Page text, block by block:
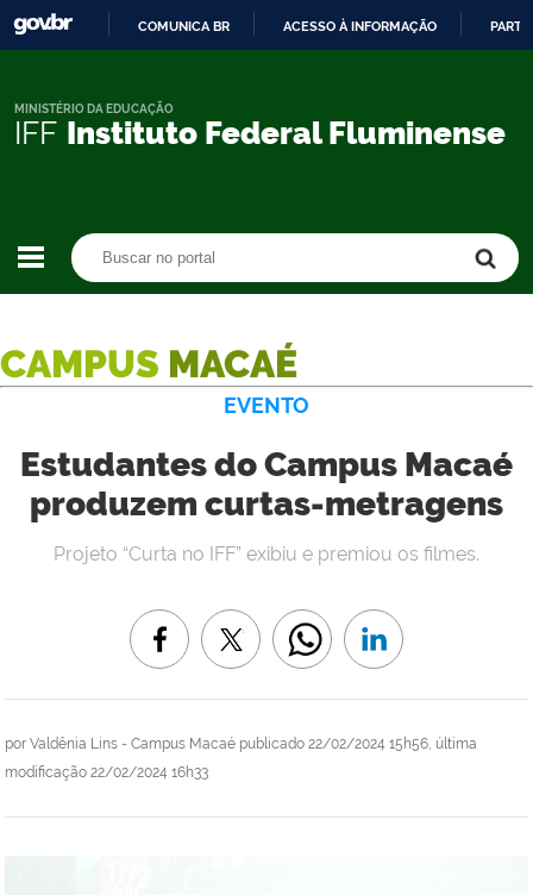
CONTEÚDO
COMUNICA BR ACESSO À INFORMAÇÃO
IFF Instituto Federal Fluminense
MINISTÉRIO DA EDUCAÇÃO
CAMPUS MACAÉ
EVENTO
Estudantes do Campus Macaé
produzem curtas-metragens
por Valdênia Lins - Campus Macaé publicado 22/02/2024 15h56, última
modificação 22/02/2024 16h33
Projeto “Curta no IFF” exibiu e premiou os filmes.